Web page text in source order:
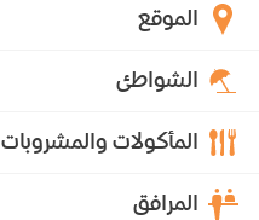
الموقع
الشواطئ
المأكولات والمشروبات
المرافق